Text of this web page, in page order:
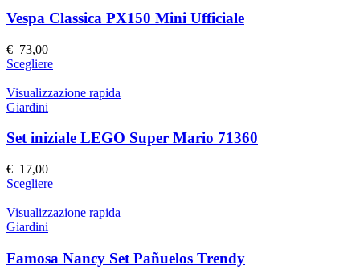
prodotto
Le
opzioni
scelte
nella
pagina
prodotto
Vespa Classica PX150 Mini Ufficiale
€ 73,00
ScegliereQuesto
ha
Le
scelte
nella
pagina
prodotto
Visualizzazione rapida
Giardini
Set iniziale LEGO Super Mario 71360
€ 17,00
ScegliereQuesto
ha
Le
opzioni
Visualizzazione rapida
Giardini
Famosa Nancy Set Pañuelos Trendy